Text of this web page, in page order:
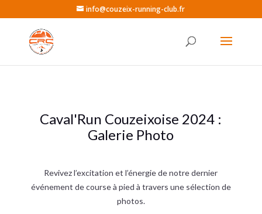
info@couzeix-running-club.fr
Caval'Run Couzeixoise 2024 :
Galerie Photo
Revivez l’excitation et l’énergie de notre dernier
événement de course à pied à travers une sélection de
photos.